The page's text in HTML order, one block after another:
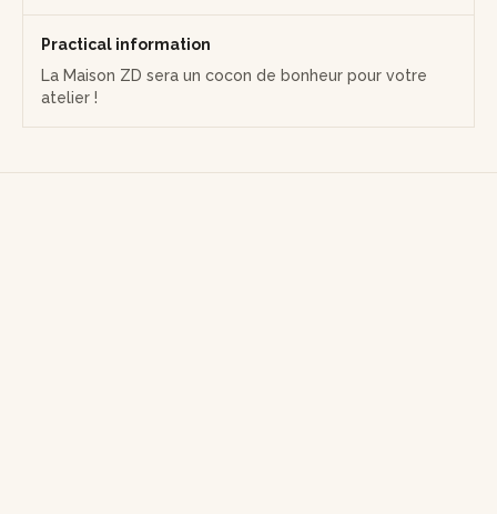
Practical information
La Maison ZD sera un cocon de bonheur pour votre
atelier !